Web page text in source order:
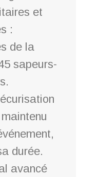
et
:
de la
sapeurs-
durée.
avancé